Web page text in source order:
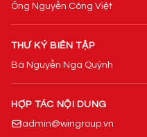
Ông Nguyễn Công Việt
THƯ KÝ BIÊN TẬP
Bà Nguyễn Nga Quỳnh
HỢP TÁC NỘI DUNG
admin@wingroup.vn